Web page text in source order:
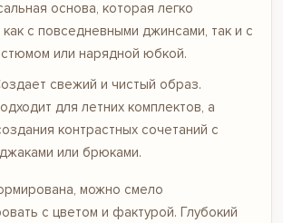
основа, которая легко
как с повседневными джинсами, так и с
или нарядной юбкой.
свежий и чистый образ.
для летних комплектов, а
контрастных сочетаний с
или брюками.
можно смело
с цветом и фактурой. Глубокий